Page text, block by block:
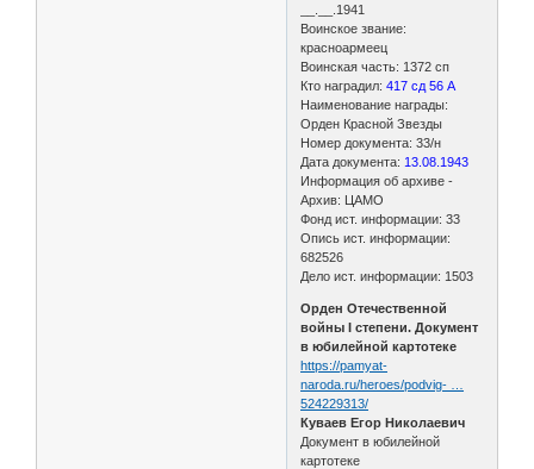
__.__.1941
Воинское звание:
красноармеец
Воинская часть: 1372 сп
Кто наградил:417 сд 56 А
Наименование награды:
Орден Красной Звезды
Номер документа: 33/н
Дата документа: 13.08.1943
Информация об архиве -
Архив: ЦАМО
Фонд ист. информации: 33
Опись ист. информации:
682526
Дело ист. информации: 1503
Орден Отечественной
войны I степени. Документ
в юбилейной картотеке
https://pamyat-
naroda.ru/heroes/podvig- …
524229313/
Куваев Егор Николаевич
Документ в юбилейной
картотеке